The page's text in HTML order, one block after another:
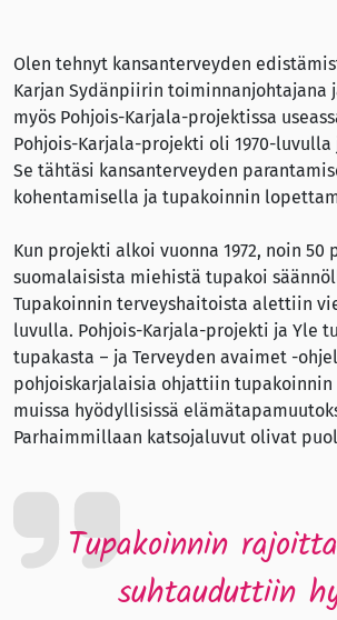
Olen tehnyt kansanterveyden
Karjan Sydänpiirin toiminnanjohtajana
myös Pohjois-Karjala-projektissa
Pohjois-Karjala-projekti oli 1970-
Se tähtäsi kansanterveyden
kohentamisella ja tupakoinnin
Kun projekti alkoi vuonna 1972, noin 50
suomalaisista miehistä tupakoi
Tupakoinnin terveyshaitoista alettiin
luvulla. Pohjois-Karjala-projekti ja Yle
tupakasta – ja Terveyden avaimet -
pohjoiskarjalaisia ohjattiin tupakoinnin
muissa hyödyllisissä
Parhaimmillaan katsojaluvut olivat
Tupakoinnin
suhtauduttiin